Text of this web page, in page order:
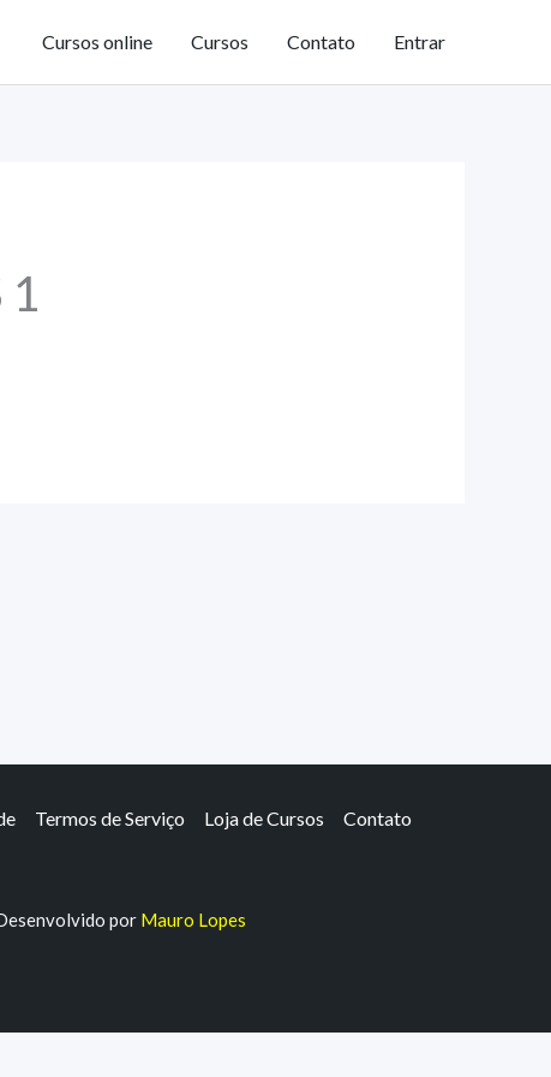
Cursos online Cursos Contato Entrar
1
Termos de Serviço Loja de Cursos Contato
por Mauro Lopes